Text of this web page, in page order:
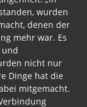
wurden
denen der
mehr war. Es
und
nicht nur
Dinge hat die
mitgemacht.